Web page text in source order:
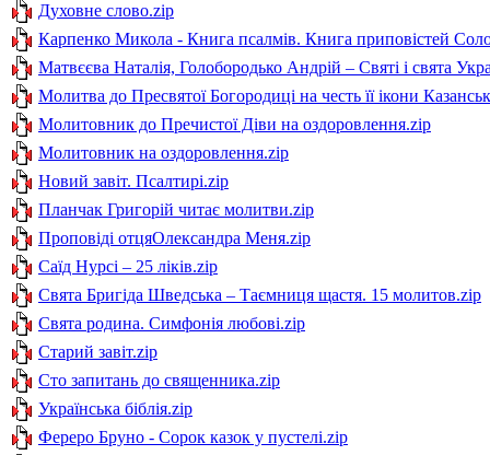
Духовне слово.zip
Карпенко Микола - Книга псалмів. Книга приповістей
Матвєєва Наталія, Голобородько Андрій – Святі і свята
Молитва до Пресвятої Богородиці на честь її ікони
Молитовник до Пречистої Діви на оздоровлення.zip
Молитовник на оздоровлення.zip
Новий завіт. Псалтирі.zip
Планчак Григорій читає молитви.zip
Проповіді отцяОлександра Меня.zip
Саїд Нурсі – 25 ліків.zip
Свята Бригіда Шведська – Таємниця щастя. 15 молитов.zip
Свята родина. Симфонія любові.zip
Старий завіт.zip
Сто запитань до священника.zip
Українська біблія.zip
Фереро Бруно - Сорок казок у пустелі.zip